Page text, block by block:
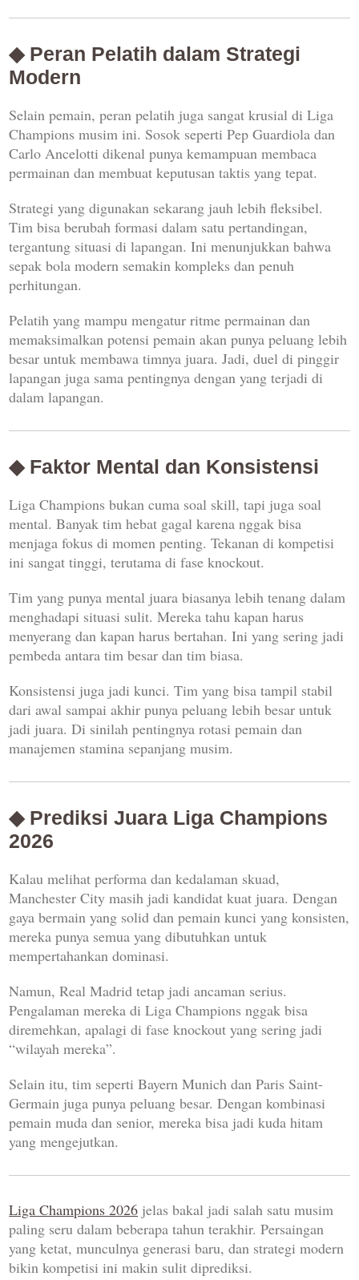
◆ Peran Pelatih dalam Strategi
Modern
Selain pemain, peran pelatih juga sangat krusial di Liga
Champions musim ini. Sosok sepertiPep Guardiola dan
Carlo Ancelotti dikenal punya kemampuan membaca
permainan dan membuat keputusan taktis yang tepat.
Strategi yang digunakan sekarang jauh lebih fleksibel.
Tim bisa berubah formasi dalam satu pertandingan,
tergantung situasi di lapangan. Ini menunjukkan bahwa
sepak bola modern semakin kompleks dan penuh
perhitungan.
Pelatih yang mampu mengatur ritme permainan dan
memaksimalkan potensi pemain akan punya peluang lebih
besar untuk membawa timnya juara. Jadi, duel di pinggir
lapangan juga sama pentingnya dengan yang terjadi di
dalam lapangan.
◆ Faktor Mental dan Konsistensi
Liga Champions bukan cuma soal skill, tapi juga soal
mental. Banyak tim hebat gagal karena nggak bisa
menjaga fokus di momen penting. Tekanan di kompetisi
ini sangat tinggi, terutama di fase knockout.
Tim yang punya mental juara biasanya lebih tenang dalam
menghadapi situasi sulit. Mereka tahu kapan harus
menyerang dan kapan harus bertahan. Ini yang sering jadi
pembeda antara tim besar dan tim biasa.
Konsistensi juga jadi kunci. Tim yang bisa tampil stabil
dari awal sampai akhir punya peluang lebih besar untuk
jadi juara. Di sinilah pentingnya rotasi pemain dan
manajemen stamina sepanjang musim.
◆ Prediksi Juara Liga Champions
2026
Kalau melihat performa dan kedalaman skuad,
Manchester City masih jadi kandidat kuat juara. Dengan
gaya bermain yang solid dan pemain kunci yang konsisten,
mereka punya semua yang dibutuhkan untuk
mempertahankan dominasi.
Namun,Real Madrid tetap jadi ancaman serius.
Pengalaman mereka di Liga Champions nggak bisa
diremehkan, apalagi di fase knockout yang sering jadi
“wilayah mereka”.
Selain itu, tim sepertiBayern Munich danParis Saint-
Germain juga punya peluang besar. Dengan kombinasi
pemain muda dan senior, mereka bisa jadi kuda hitam
yang mengejutkan.
Liga Champions 2026 jelas bakal jadi salah satu musim
paling seru dalam beberapa tahun terakhir. Persaingan
yang ketat, munculnya generasi baru, dan strategi modern
bikin kompetisi ini makin sulit diprediksi.